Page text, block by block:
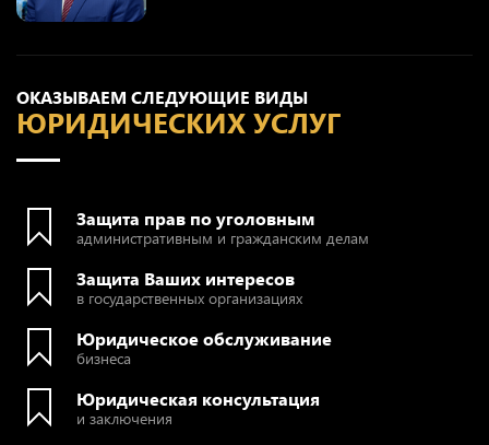
ОКАЗЫВАЕМ СЛЕДУЮЩИЕ ВИДЫ
ЮРИДИЧЕСКИХ УСЛУГ
Защита прав по уголовным
административным и гражданским делам
Защита Ваших интересов
в государственных организациях
Юридическое обслуживание
бизнеса
Юридическая консультация
и заключения